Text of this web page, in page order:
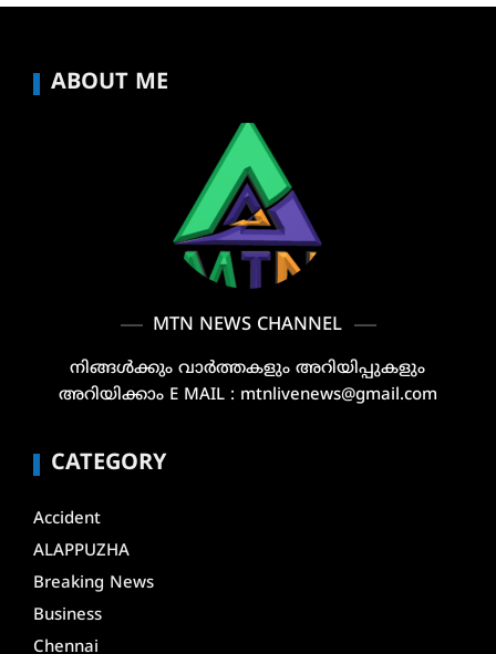
ABOUT ME
MTN NEWS CHANNEL
നിങ്ങൾക്കും വാർത്തകളും അറിയിപ്പുകളും
അറിയിക്കാം E MAIL : mtnlivenews@gmail.com
CATEGORY
Accident
ALAPPUZHA
Breaking News
Business
Chennai